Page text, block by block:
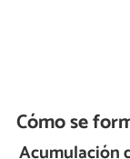
Cómo se
Acumulación